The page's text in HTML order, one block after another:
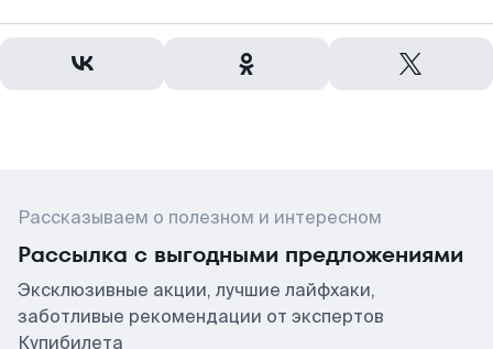
Рассказываем о полезном и интересном
Рассылка с выгодными предложениями
Эксклюзивные акции, лучшие лайфхаки,
заботливые рекомендации от экспертов
Купибилета